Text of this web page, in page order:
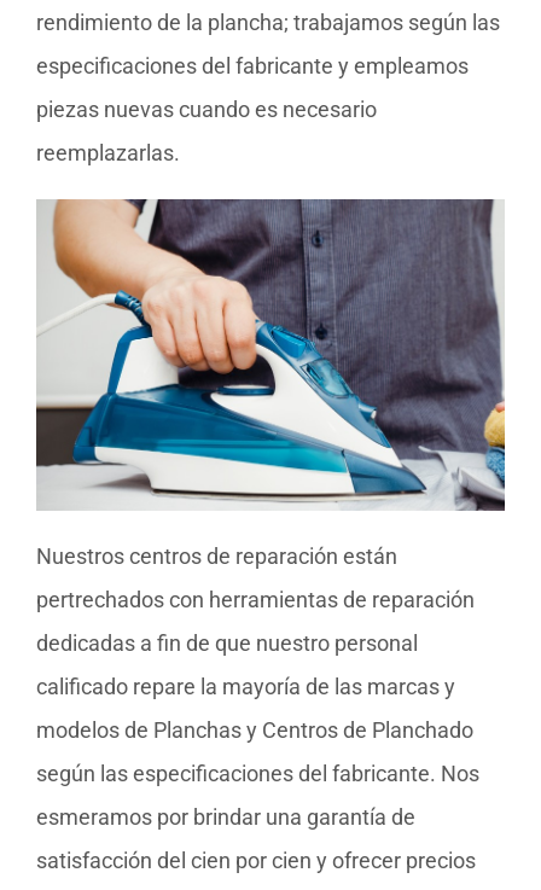
rendimiento de la plancha; trabajamos según las
especificaciones del fabricante y empleamos
piezas nuevas cuando es necesario
reemplazarlas.
Nuestros centros de reparación están
pertrechados con herramientas de reparación
dedicadas a fin de que nuestro personal
calificado repare la mayoría de las marcas y
modelos de Planchas y Centros de Planchado
según las especificaciones del fabricante. Nos
esmeramos por brindar una garantía de
satisfacción del cien por cien y ofrecer precios